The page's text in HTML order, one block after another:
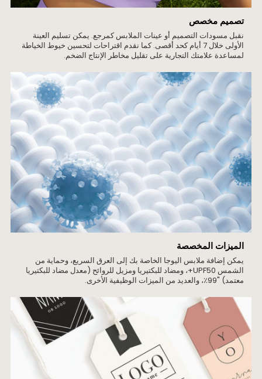
تصميم مخصص
نقبل مسودات التصميم أو عينات الملابس كمرجع. يمكن تسليم العينة
الأولى خلال 7 أيام كحد أقصى. كما نقدم اقتراحات لتحسين خيوط الخياطة
لمساعدة علامتك التجارية على تقليل مخاطر الإنتاج الضخم.
الميزات المخصصة
يمكن إضافة ملابس اليوجا الخاصة بك إلى العرق السريع، وحماية من
الشمس UPF50+، ومضاد للبكتيريا ومزيل للروائح (معدل مضاد للبكتيريا
معتمد) "99٪، والعديد من الميزات الوظيفية الأخرى.